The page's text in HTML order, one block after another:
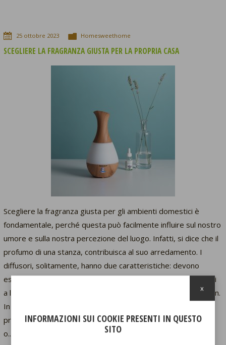
25 ottobre 2023 Homesweethome
SCEGLIERE LA FRAGRANZA GIUSTA PER LA PROPRIA CASA
Scegliere la fragranza giusta per gli ambienti domestici è
fondamentale, perché questa può facilmente influire sul nostro
umore e sulla nostra percezione del luogo. Infatti, si dice che il
profumo di una stanza, contribuisca al suo arredamento. I
diffusori, solitamente, hanno due caratteristiche: devono
essere efficaci nella diffusione dei profumi ed essere graziosi
a livello estetico, poiché spesso fungono da oggetto di design.
In base alla stanza in cui vogliamo posizionare questi
profumatori, è bene sapere quali sono le fragranze più meno
o...
INFORMAZIONI SUI COOKIE PRESENTI IN QUESTO
SITO
x